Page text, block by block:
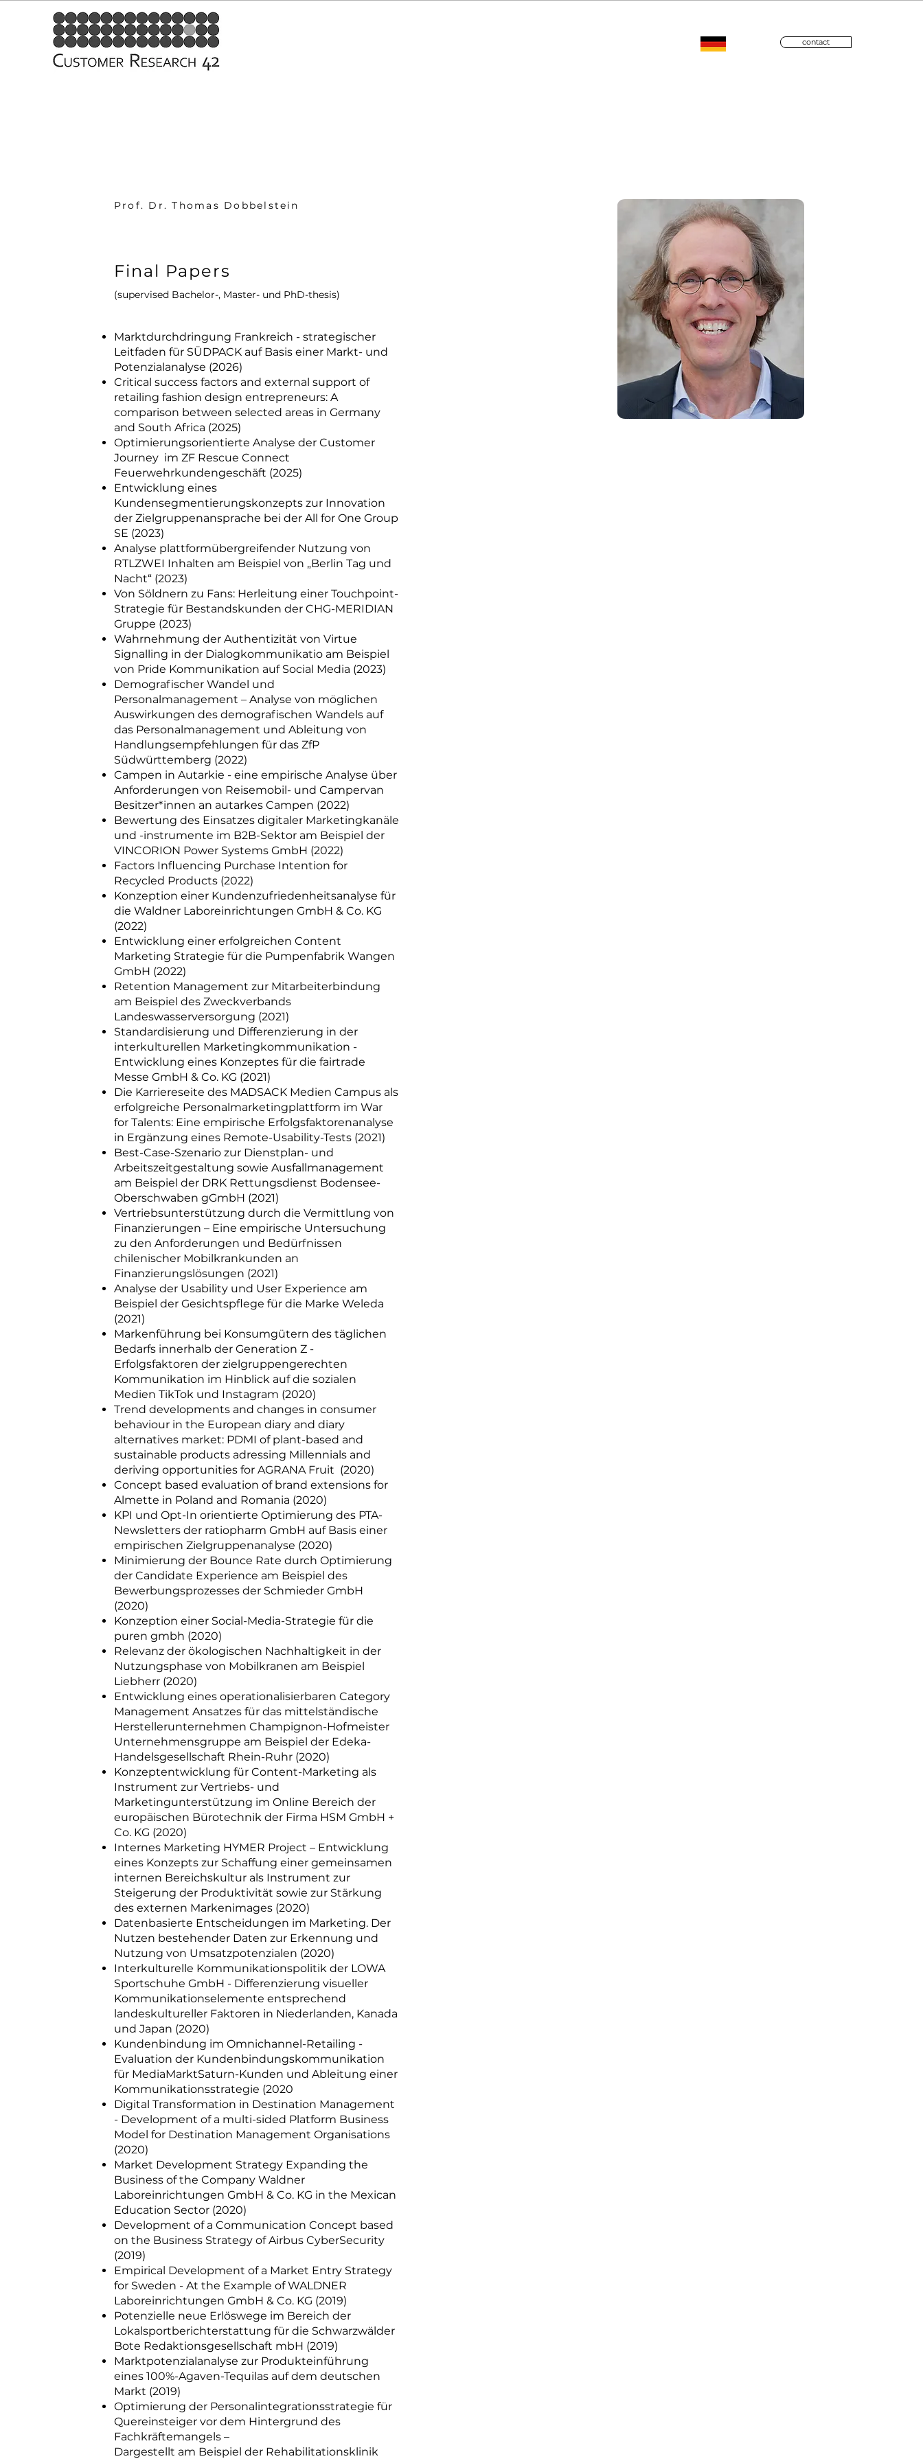
contact
Prof. Dr. Thomas Dobbelstein
Final Papers
(supervised Bachelor-, Master- und PhD-thesis)
Marktdurchdringung Frankreich - strategischer
Leitfaden für SÜDPACK auf Basis einer Markt- und
Potenzialanalyse (2026)
Critical success factors and external support of
retailing fashion design entrepreneurs: A
comparison between selected areas in Germany
and South Africa (2025)
Optimierungsorientierte Analyse der Customer
Journey im ZF Rescue Connect
Feuerwehrkundengeschäft (2025)
Entwicklung eines
Kundensegmentierungskonzepts zur Innovation
der Zielgruppenansprache bei der All for One Group
SE (2023)
Analyse plattformübergreifender Nutzung von
RTLZWEI Inhalten am Beispiel von „Berlin Tag und
Nacht“ (2023)
Von Söldnern zu Fans: Herleitung einer Touchpoint-
Strategie für Bestandskunden der CHG-MERIDIAN
Gruppe (2023)
Wahrnehmung der Authentizität von Virtue
Signalling in der Dialogkommunikatio am Beispiel
von Pride Kommunikation auf Social Media (2023)
Demografischer Wandel und
Personalmanagement – Analyse von möglichen
Auswirkungen des demografischen Wandels auf
das Personalmanagement und Ableitung von
Handlungsempfehlungen für das ZfP
Südwürttemberg (2022)
Campen in Autarkie - eine empirische Analyse über
Anforderungen von Reisemobil- und Campervan
Besitzer*innen an autarkes Campen (2022)
Bewertung des Einsatzes digitaler Marketingkanäle
und -instrumente im B2B-Sektor am Beispiel der
VINCORION Power Systems GmbH (2022)
Factors Influencing Purchase Intention for
Recycled Products (2022)
Konzeption einer Kundenzufriedenheitsanalyse für
die Waldner Laboreinrichtungen GmbH & Co. KG
(2022)
Entwicklung einer erfolgreichen Content
Marketing Strategie für die Pumpenfabrik Wangen
GmbH (2022)
Retention Management zur Mitarbeiterbindung
am Beispiel des Zweckverbands
Landeswasserversorgung (2021)
Standardisierung und Differenzierung in der
interkulturellen Marketingkommunikation -
Entwicklung eines Konzeptes für die fairtrade
Messe GmbH & Co. KG (2021)
Die Karriereseite des MADSACK Medien Campus als
erfolgreiche Personalmarketingplattform im War
for Talents: Eine empirische Erfolgsfaktorenanalyse
in Ergänzung eines Remote-Usability-Tests (2021)
Best-Case-Szenario zur Dienstplan- und
Arbeitszeitgestaltung sowie Ausfallmanagement
am Beispiel der DRK Rettungsdienst Bodensee-
Oberschwaben gGmbH (2021)
Vertriebsunterstützung durch die Vermittlung von
Finanzierungen – Eine empirische Untersuchung
zu den Anforderungen und Bedürfnissen
chilenischer Mobilkrankunden an
Finanzierungslösungen (2021)
Analyse der Usability und User Experience am
Beispiel der Gesichtspflege für die Marke Weleda
(2021)
Markenführung bei Konsumgütern des täglichen
Bedarfs innerhalb der Generation Z -
Erfolgsfaktoren der zielgruppengerechten
Kommunikation im Hinblick auf die sozialen
Medien TikTok und Instagram (2020)
Trend developments and changes in consumer
behaviour in the European diary and diary
alternatives market: PDMI of plant-based and
sustainable products adressing Millennials and
deriving opportunities for AGRANA Fruit (2020)
Concept based evaluation of brand extensions for
Almette in Poland and Romania (2020)
KPI und Opt-In orientierte Optimierung des PTA-
Newsletters der ratiopharm GmbH auf Basis einer
empirischen Zielgruppenanalyse (2020)
​Minimierung der Bounce Rate durch Optimierung
der Candidate Experience am Beispiel des
Bewerbungsprozesses der Schmieder GmbH
(2020)
Konzeption einer Social-Media-Strategie für die
puren gmbh (2020)
Relevanz der ökologischen Nachhaltigkeit in der
Nutzungsphase von Mobilkranen am Beispiel
Liebherr (2020)
Entwicklung eines operationalisierbaren Category
Management Ansatzes für das mittelständische
Herstellerunternehmen Champignon-Hofmeister
Unternehmensgruppe am Beispiel der Edeka-
Handelsgesellschaft Rhein-Ruhr (2020)
Konzeptentwicklung für Content-Marketing als
Instrument zur Vertriebs- und
Marketingunterstützung im Online Bereich der
europäischen Bürotechnik der Firma HSM GmbH +
Co. KG (2020)
Internes Marketing HYMER Project – Entwicklung
eines Konzepts zur Schaffung einer gemeinsamen
internen Bereichskultur als Instrument zur
Steigerung der Produktivität sowie zur Stärkung
des externen Markenimages (2020)
Datenbasierte Entscheidungen im Marketing. Der
Nutzen bestehender Daten zur Erkennung und
Nutzung von Umsatzpotenzialen (2020)
Interkulturelle Kommunikationspolitik der LOWA
Sportschuhe GmbH - Differenzierung visueller
Kommunikationselemente entsprechend
landeskultureller Faktoren in Niederlanden, Kanada
und Japan (2020)
Kundenbindung im Omnichannel-Retailing -
Evaluation der Kundenbindungskommunikation
für MediaMarktSaturn-Kunden und Ableitung einer
Kommunikationsstrategie (2020
Digital Transformation in Destination Management
- Development of a multi-sided Platform Business
Model for Destination Management Organisations
(2020)
Market Development Strategy Expanding the
Business of the Company Waldner
Laboreinrichtungen GmbH & Co. KG in the Mexican
Education Sector (2020)
Development of a Communication Concept based
on the Business Strategy of Airbus CyberSecurity
(2019)
Empirical Development of a Market Entry Strategy
for Sweden - At the Example of WALDNER
Laboreinrichtungen GmbH & Co. KG (2019)
Potenzielle neue Erlöswege im Bereich der
Lokalsportberichterstattung für die Schwarzwälder
Bote Redaktionsgesellschaft mbH (2019)
Marktpotenzialanalyse zur Produkteinführung
eines 100%-Agaven-Tequilas auf dem deutschen
Markt (2019)
Optimierung der Personalintegrationsstrategie für
Quereinsteiger vor dem Hintergrund des
Fachkräftemangels –
Dargestellt am Beispiel der Rehabilitationsklinik